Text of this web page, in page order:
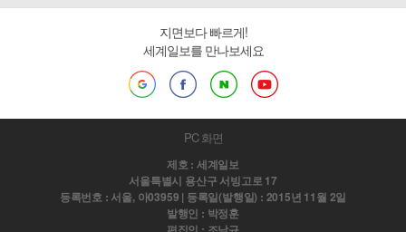
지면보다 빠르게!
세계일보를 만나보세요
PC 화면
제호 : 세계일보
서울특별시 용산구 서빙고로 17
등록번호 : 서울, 아03959 | 등록일(발행일) : 2015년 11월 2일
발행인 : 박정훈